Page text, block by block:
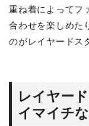
重ね着によってフ
合わせを楽しめた
のがレイヤードス
レイヤー
イマイチ